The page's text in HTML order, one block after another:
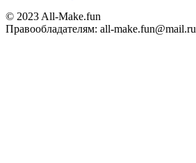
© 2023 All-Make.fun
Правообладателям: all-make.fun@mail.ru